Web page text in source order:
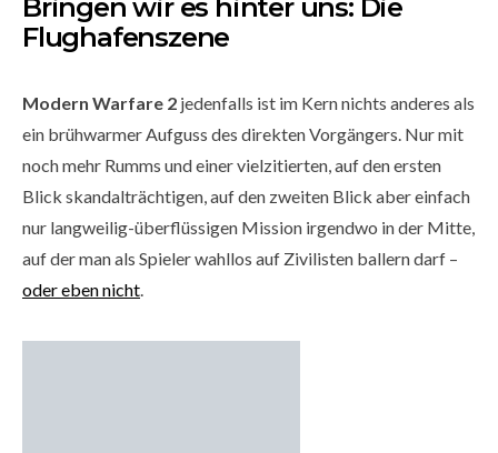
Bringen wir es hinter uns: Die
Flughafenszene
Modern Warfare 2 jedenfalls ist im Kern nichts anderes als
ein brühwarmer Aufguss des direkten Vorgängers. Nur mit
noch mehr Rumms und einer vielzitierten, auf den ersten
Blick skandalträchtigen, auf den zweiten Blick aber einfach
nur langweilig-überflüssigen Mission irgendwo in der Mitte,
auf der man als Spieler wahllos auf Zivilisten ballern darf –
oder eben nicht.